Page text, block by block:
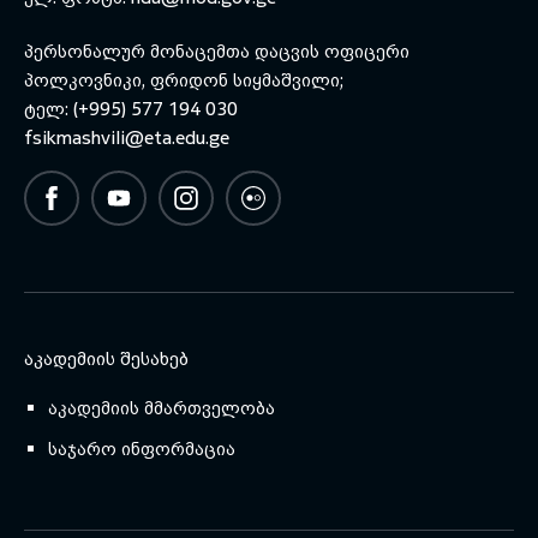
toggle submenu
პერსონალურ მონაცემთა დაცვის ოფიცერი
პოლკოვნიკი, ფრიდონ სიყმაშვილი;
ტელ: (+995) 577 194 030
fsikmashvili@eta.edu.ge
ᲐᲙᲐᲓᲔᲛᲘᲘᲡ ᲨᲔᲡᲐᲮᲔᲑ
აკადემიის მმართველობა
საჯარო ინფორმაცია